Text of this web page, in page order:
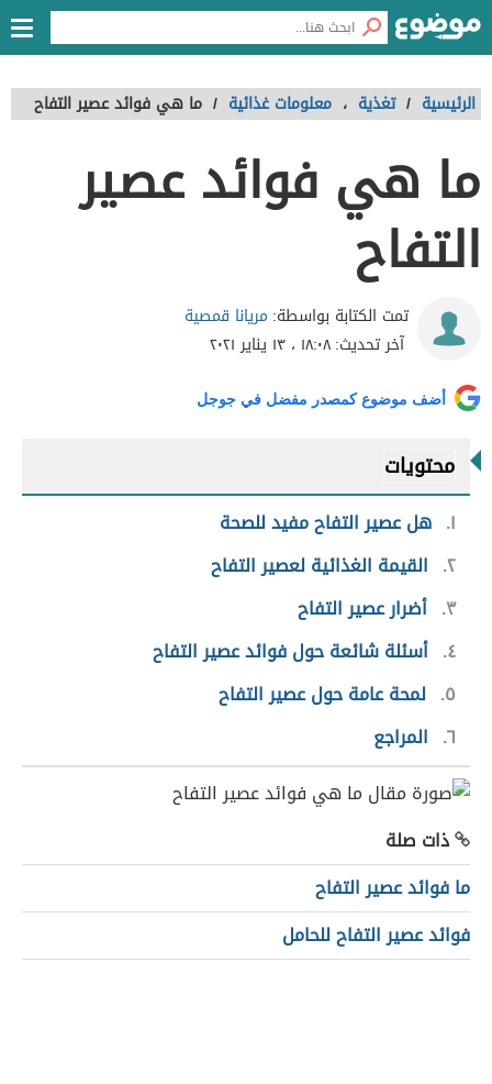
الرئيسية / تغذية ، معلومات غذائية / ما هي فوائد عصير التفاح
ما هي فوائد عصير
التفاح
تمت الكتابة بواسطة: مريانا قمصية
آخر تحديث:١٨:٠٨ ، ١٣ يناير ٢٠٢١
أضف موضوع كمصدر مفضل في جوجل
محتويات
١ هل عصير التفاح مفيد للصحة
٢ القيمة الغذائية لعصير التفاح
٣ أضرار عصير التفاح
٤ أسئلة شائعة حول فوائد عصير التفاح
٥ لمحة عامة حول عصير التفاح
٦ المراجع
ذات صلة
ما فوائد عصير التفاح
فوائد عصير التفاح للحامل